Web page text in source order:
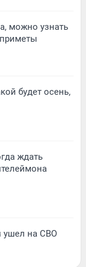
можно узнать
будет осень,
ждать
ушел на СВО